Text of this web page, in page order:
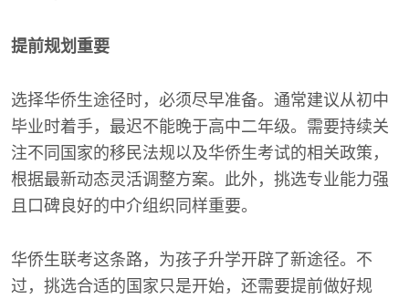
提前规划重要
选择华侨生途径时，必须尽早准备。通常建议从初中
毕业时着手，最迟不能晚于高中二年级。需要持续关
注不同国家的移民法规以及华侨生考试的相关政策，
根据最新动态灵活调整方案。此外，挑选专业能力强
且口碑良好的中介组织同样重要。
华侨生联考这条路，为孩子升学开辟了新途径。不
过，挑选合适的国家只是开始，还需要提前做好规